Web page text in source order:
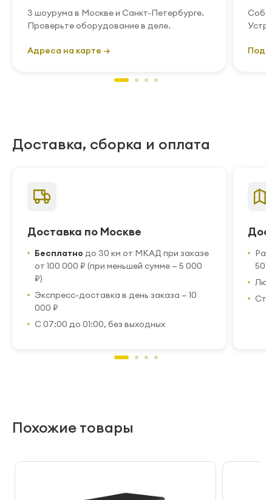
3 шоурума в Москве и Санкт-Петербурге.
Проверьте оборудование в деле.
Адреса на карте →
Доставка, сборка и оплата
Доставка по Москве
Бесплатно до 30 км от МКАД при заказе
от 100 000 ₽ (при меньшей сумме — 5 000
₽)
Экспресс-доставка в день заказа — 10
000 ₽
С 07:00 до 01:00, без выходных
50
Похожие товары